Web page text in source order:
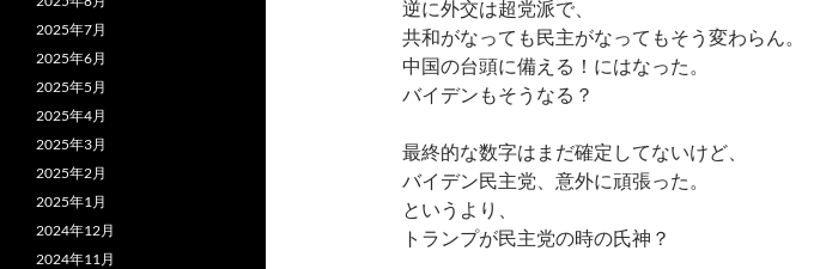
逆に外交は超党派で、
共和がなっても民主がなってもそう変わらん。
中国の台頭に備える！にはなった。
バイデンもそうなる？
最終的な数字はまだ確定してないけど、
バイデン民主党、意外に頑張った。
というより、
トランプが民主党の時の氏神？
2025年7月
2025年6月
2025年5月
2025年4月
2025年3月
2025年2月
2025年1月
2024年12月
2024年11月